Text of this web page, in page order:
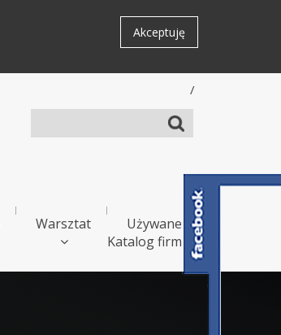
Akceptuję
/
Warsztat
Używane
Katalog firm